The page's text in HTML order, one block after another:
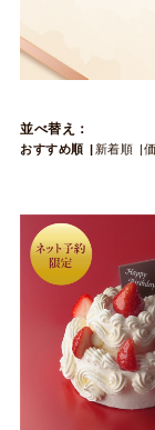
並べ替え：
おすすめ順 新着順